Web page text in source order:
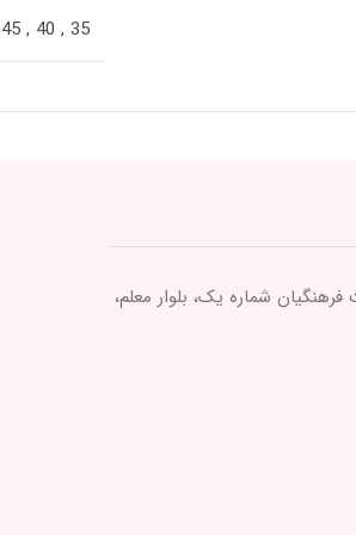
35
,
40
,
45
شماره یک، بلوار معلم،